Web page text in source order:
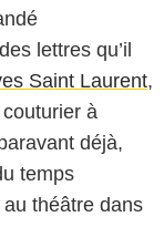
lettres qu’il
Saint Laurent,
couturier à
déjà,
temps
au théâtre dans